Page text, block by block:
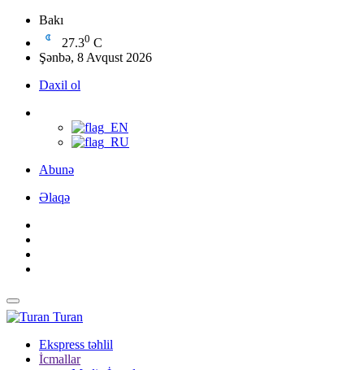
Bakı
27.30 C
Şənbə, 8 Avqust 2026
Daxil ol
Abunə
Əlaqə
Turan
Ekspress təhlil
İcmallar